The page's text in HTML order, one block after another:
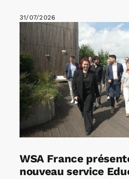
31/07/2026
WSA France
nouveau service